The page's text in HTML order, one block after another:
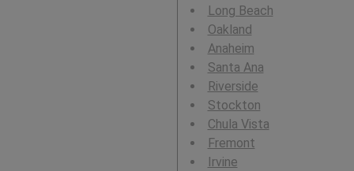
Long Beach
Oakland
Anaheim
Santa Ana
Riverside
Stockton
Chula Vista
Fremont
Irvine